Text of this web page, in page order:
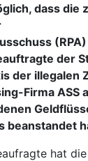
dass die
der
der illegalen
Firma ASS
beanstandet
hat